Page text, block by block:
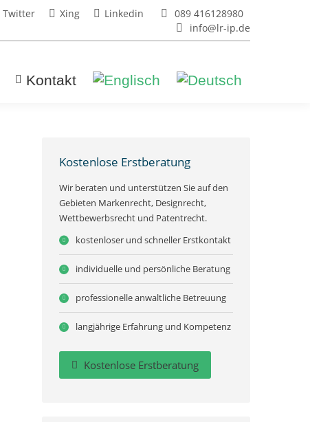
Twitter Xing Linkedin
089 416128980
info@lr-ip.de
Kontakt
Kostenlose Erstberatung
Wir beraten und unterstützen Sie auf den
Gebieten Markenrecht, Designrecht,
Wettbewerbsrecht und Patentrecht.
kostenloser und schneller Erstkontakt
individuelle und persönliche Beratung
professionelle anwaltliche Betreuung
langjährige Erfahrung und Kompetenz
Kostenlose Erstberatung